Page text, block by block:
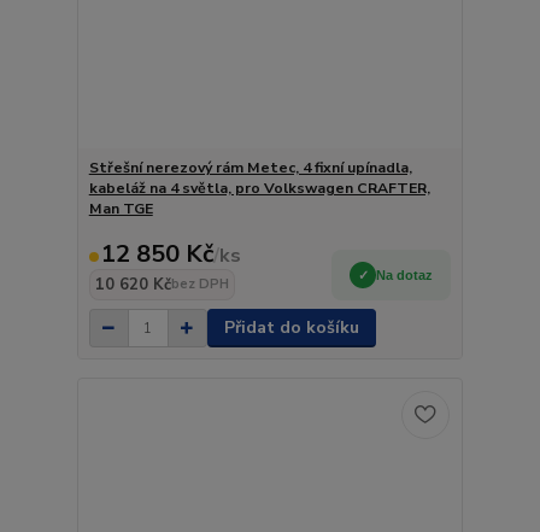
Střešní nerezový rám Metec, 4 fixní upínadla,
kabeláž na 4 světla, pro Volkswagen CRAFTER,
Man TGE
12 850 Kč/ks
10 620 Kčbez DPH
Na dotaz
Přidat do košíku